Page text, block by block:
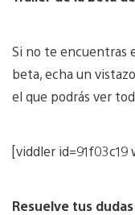
Si no te encuentras
beta, echa un
el que podrás ver
[viddler id=91f03c19
Resuelve tus